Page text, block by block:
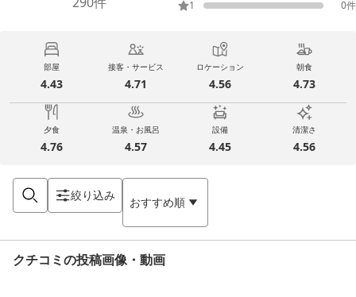
1
0件
部屋
4.43
接客・サービス
4.71
ロケーション
4.56
朝食
4.73
夕食
4.76
温泉・お風呂
4.57
設備
4.45
清潔さ
4.56
絞り込み おすすめ順
クチコミの投稿画像・動画